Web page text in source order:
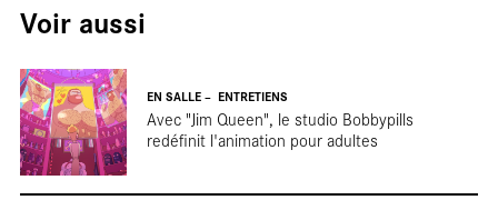
Voir aussi
EN SALLE ENTRETIENS
Avec "Jim Queen", le studio Bobbypills
redéfinit l'animation pour adultes